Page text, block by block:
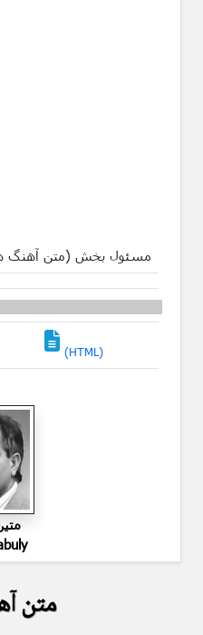
مسئول بخش (متن آهنگ
(HTML)
متن